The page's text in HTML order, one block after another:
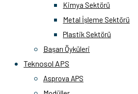
Kimya Sektörü
Metal İşleme Sektörü
Plastik Sektörü
Başarı Öyküleri
Teknosol APS
Asprova APS